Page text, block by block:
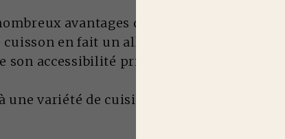
avantages qui en font un choix de
en fait un allié précieux pour les
accessibilité prix en fait une option
variété de cuisine, ce qui ravira les